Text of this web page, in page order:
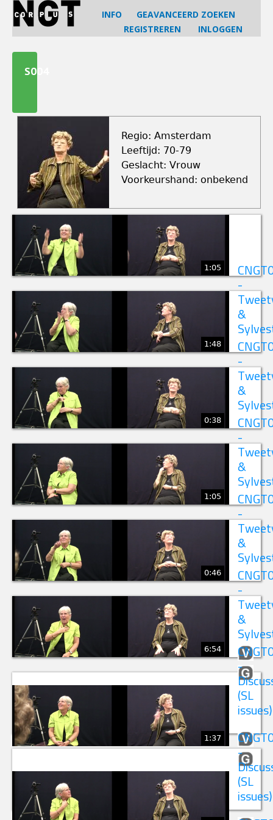
Jump
navigation
INFO
GEAVANCEERD ZOEKEN
REGISTREREN
INLOGGEN
topS004
Regio: Amsterdam
Leeftijd: 70-79
Geslacht: Vrouw
Voorkeurshand: onbekend
1:05
-
&
1:48
-
&
0:38
-
&
1:05
-
&
0:46
-
&
6:54
-
(SL
issues)
1:37
-
(SL
issues)